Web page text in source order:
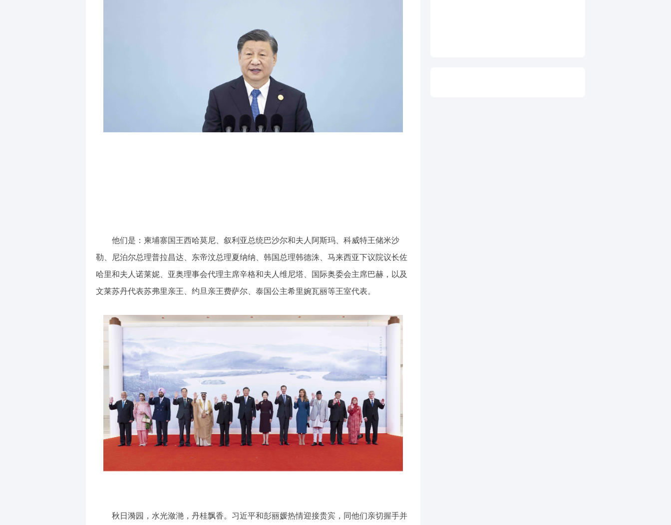
他们是：柬埔寨国王西哈莫尼、叙利亚总统巴沙尔和夫人阿斯玛、科威特王储米沙
勒、尼泊尔总理普拉昌达、东帝汶总理夏纳纳、韩国总理韩德洙、马来西亚下议院议长佐
哈里和夫人诺莱妮、亚奥理事会代理主席辛格和夫人维尼塔、国际奥委会主席巴赫，以及
文莱苏丹代表苏弗里亲王、约旦亲王费萨尔、泰国公主希里婉瓦丽等王室代表。
秋日漪园，水光潋滟，丹桂飘香。习近平和彭丽媛热情迎接贵宾，同他们亲切握手并